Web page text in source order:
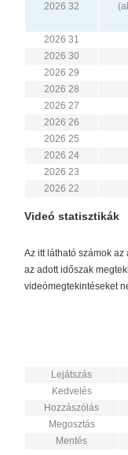
2026 32
2026 31
2026 30
2026 29
2026 28
2026 27
2026 26
2026 25
2026 24
2026 23
2026 22
Videó statisztikák
Az itt látható számok
az adott időszak
videómegtekintéseket
Lejátszás
Kedvelés
Hozzászólás
Megosztás
Mentés